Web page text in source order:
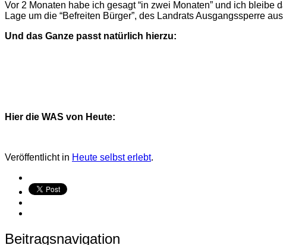
Vor 2 Monaten habe ich gesagt “in zwei Monaten” und ich
Lage um die “Befreiten Bürger”, des Landrats Ausgangssperre
Und das Ganze passt natürlich hierzu:
Hier die WAS von Heute:
Veröffentlicht in Heute selbst erlebt.
Beitragsnavigation